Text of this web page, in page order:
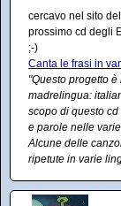
cercavo nel sito
prossimo cd degli
;-)
Canta le frasi in
"Questo progetto
madrelingua:
scopo di questo
e parole nelle
Alcune delle
ripetute in varie